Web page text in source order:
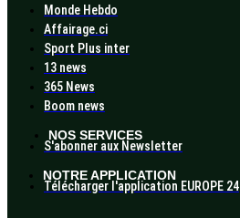
Monde Hebdo
Affairage.ci
Sport Plus inter
13 news
365 News
Boom news
NOS SERVICES
S'abonner aux Newsletter
NOTRE APPLICATION
Télécharger l'application EUROPE 24